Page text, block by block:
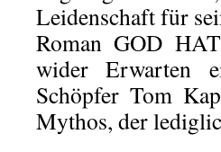
Leidenschaft für
Roman GOD
wider Erwarten
Schöpfer Tom
Mythos, der